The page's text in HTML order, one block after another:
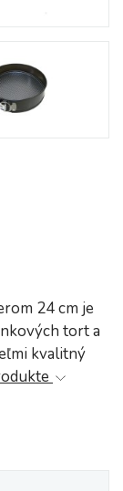
24 cm je
tort a
kvalitný